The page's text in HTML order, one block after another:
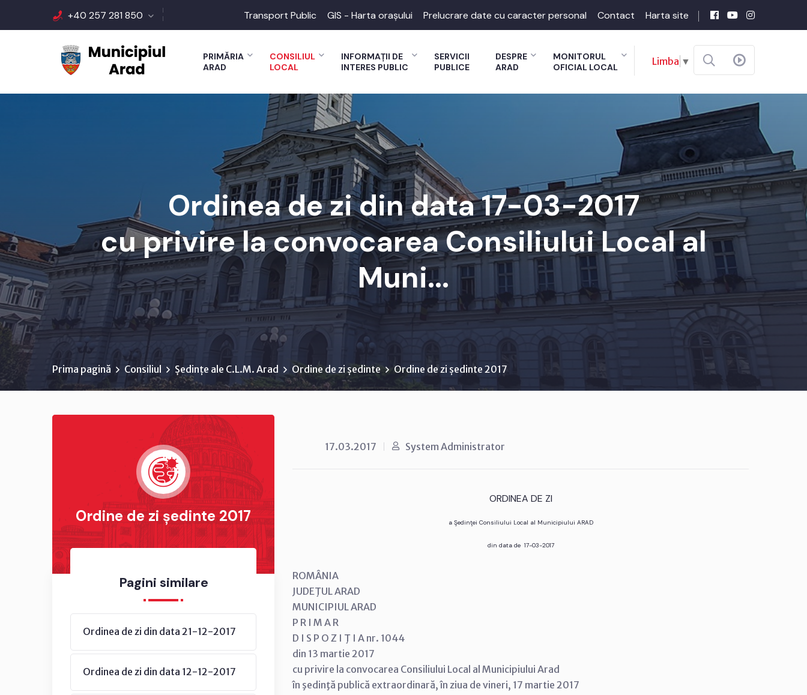
+40 257 281 850 Transport Public GIS - Harta orașului Prelucrare date cu caracter personal Contact Harta site
PRIMĂRIA
ARAD
CONSILIUL
LOCAL
INFORMAȚII DE
INTERES PUBLIC
SERVICII
PUBLICE
DESPRE
ARAD
MONITORUL
OFICIAL LOCAL
Limba ▼
Ordinea de zi din data 17-03-2017
cu privire la convocarea Consiliului Local al
Muni...
Prima pagină Consiliul Ședințe ale C.L.M. Arad Ordine de zi ședinte Ordine de zi ședinte 2017
Ordine de zi ședinte 2017
Pagini similare
Ordinea de zi din data 21-12-2017
Ordinea de zi din data 12-12-2017
17.03.2017 System Administrator
ORDINEA DE ZI
a Şedinţei Consiliului Local al Municipiului ARAD
din data de 17-03-2017
ROMÂNIA
JUDEŢUL ARAD
MUNICIPIUL ARAD
P R I M A R
D I S P O Z I Ţ I A nr. 1044
din 13 martie 2017
cu privire la convocarea Consiliului Local al Municipiului Arad
în şedinţă publică extraordinară, în ziua de vineri, 17 martie 2017